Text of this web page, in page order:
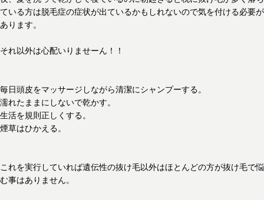
ている方は脱毛症の症状が出ているかもしれないので気を付ける必要が
あります。
それ以外は心配いりませーん！！
毎日頭皮をマッサージしながら清潔にシャンプーする。
濡れたままにしないで乾かす。
生活を規則正しくする。
煙草はひかえる。
これを実行していれば遺伝性の抜け毛以外はほとんどの方が抜け毛で悩
む事はありません。